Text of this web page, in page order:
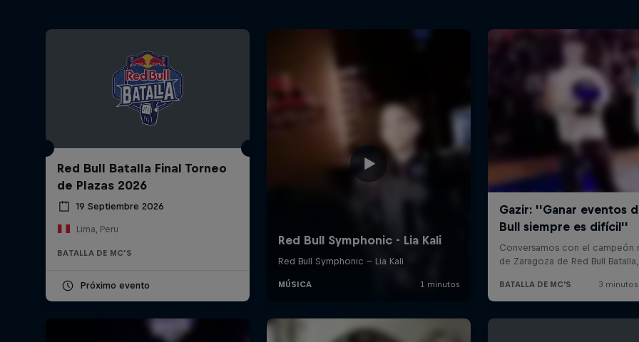
Red Bull Batalla Final Torneo
de Plazas 2026
19 Septiembre 2026
Lima, Peru
BATALLA DE MC'S
Próximo evento